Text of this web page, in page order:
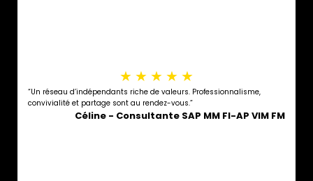
★ ★ ★ ★ ★
“Un réseau d’indépendants riche de valeurs. Professionnalisme,
convivialité et partage sont au rendez-vous.”
Céline - Consultante SAP MM FI-AP VIM FM